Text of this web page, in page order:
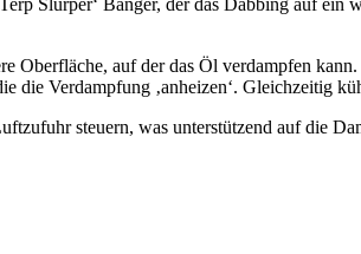
Slurper‘ Banger, der das Dabbing auf
Oberfläche, auf der das Öl verdampfen
Verdampfung ‚anheizen‘. Gleichzeitig
steuern, was unterstützend auf die